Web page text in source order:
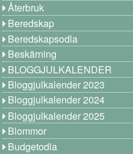
Återbruk
Beredskap
Beredskapsodla
Beskärning
BLOGGJULKALENDER
Bloggjulkalender 2023
Bloggjulkalender 2024
Bloggjulkalender 2025
Blommor
Budgetodla